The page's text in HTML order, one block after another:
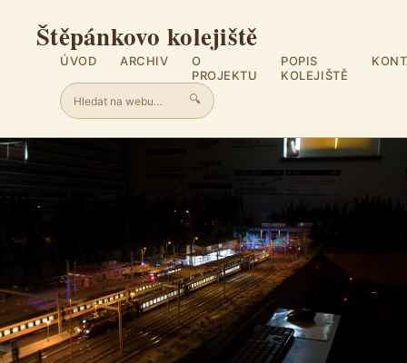
Štěpánkovo kolejiště
ÚVOD ARCHIV
O
PROJEKTU
POPIS
KOLEJIŠTĚ
🔍